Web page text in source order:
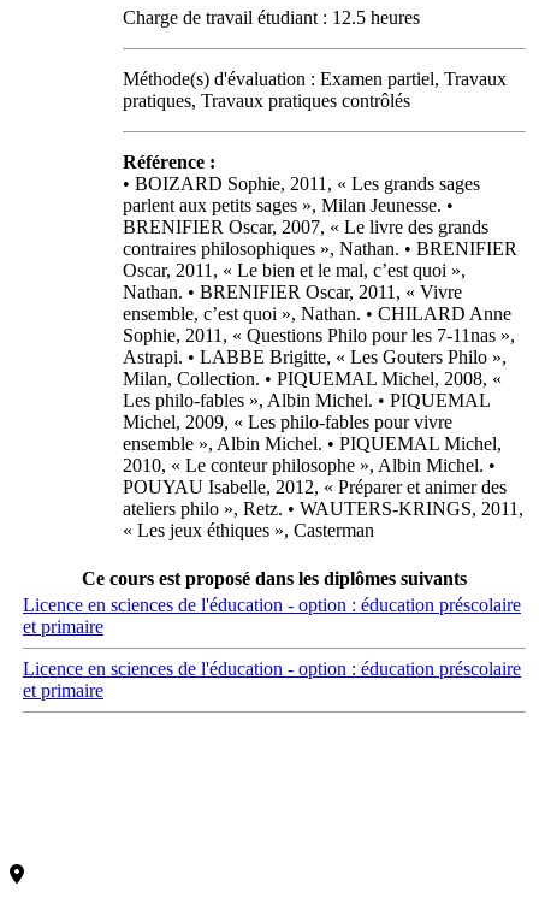
Charge de travail étudiant : 12.5 heures
Méthode(s) d'évaluation : Examen partiel, Travaux
pratiques, Travaux pratiques contrôlés
Référence :
• BOIZARD Sophie, 2011, « Les grands sages
parlent aux petits sages », Milan Jeunesse. •
BRENIFIER Oscar, 2007, « Le livre des grands
contraires philosophiques », Nathan. • BRENIFIER
Oscar, 2011, « Le bien et le mal, c’est quoi »,
Nathan. • BRENIFIER Oscar, 2011, « Vivre
ensemble, c’est quoi », Nathan. • CHILARD Anne
Sophie, 2011, « Questions Philo pour les 7-11nas »,
Astrapi. • LABBE Brigitte, « Les Gouters Philo »,
Milan, Collection. • PIQUEMAL Michel, 2008, «
Les philo-fables », Albin Michel. • PIQUEMAL
Michel, 2009, « Les philo-fables pour vivre
ensemble », Albin Michel. • PIQUEMAL Michel,
2010, « Le conteur philosophe », Albin Michel. •
POUYAU Isabelle, 2012, « Préparer et animer des
ateliers philo », Retz. • WAUTERS-KRINGS, 2011,
« Les jeux éthiques », Casterman
Ce cours est proposé dans les diplômes suivants
Licence en sciences de l'éducation - option : éducation préscolaire
et primaire
Licence en sciences de l'éducation - option : éducation préscolaire
et primaire